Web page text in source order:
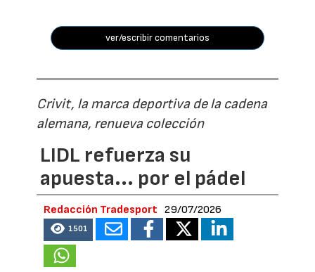
ver/escribir comentarios
Crivit, la marca deportiva de la cadena
alemana, renueva colección
LIDL refuerza su
apuesta... por el pádel
Redacción Tradesport 29/07/2026
1501